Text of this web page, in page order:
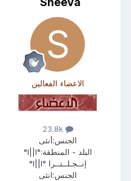
الاعضاء الفعالين
23.8k
الجنس:أنثى
البلد - المنطقة:
°l||l°
إنــجـلــتــرا °l||l°
الجنس:انثى